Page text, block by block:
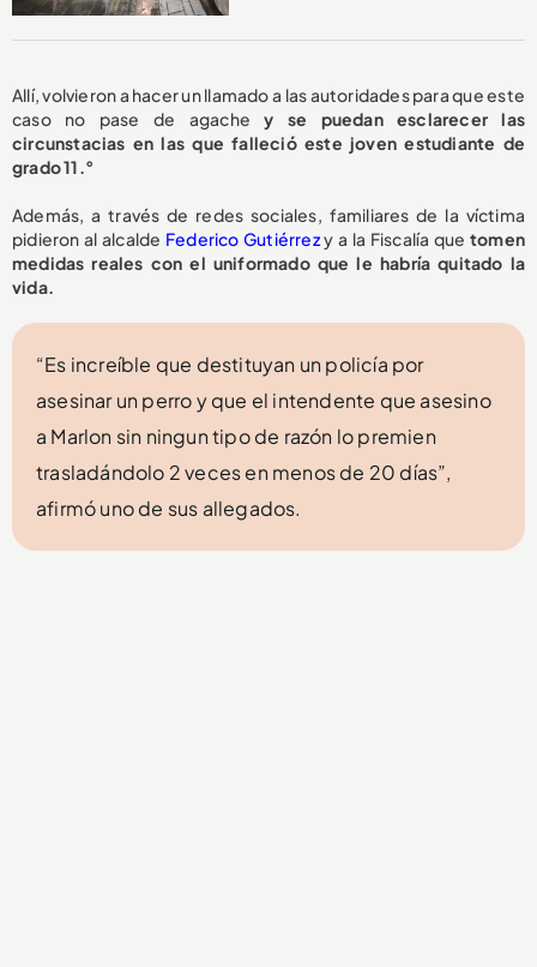
Allí, volvieron a hacer un llamado a las autoridades para que este
caso no pase de agache y se puedan esclarecer las
circunstacias en las que falleció este joven estudiante de
grado 11.°
Además, a través de redes sociales, familiares de la víctima
pidieron al alcalde Federico Gutiérrezy a la Fiscalía que tomen
medidas reales con el uniformado que le habría quitado la
vida.
“Es increíble que destituyan un policía por
asesinar un perro y que el intendente que asesino
a Marlon sin ningun tipo de razón lo premien
trasladándolo 2 veces en menos de 20 días”,
afirmó uno de sus allegados.